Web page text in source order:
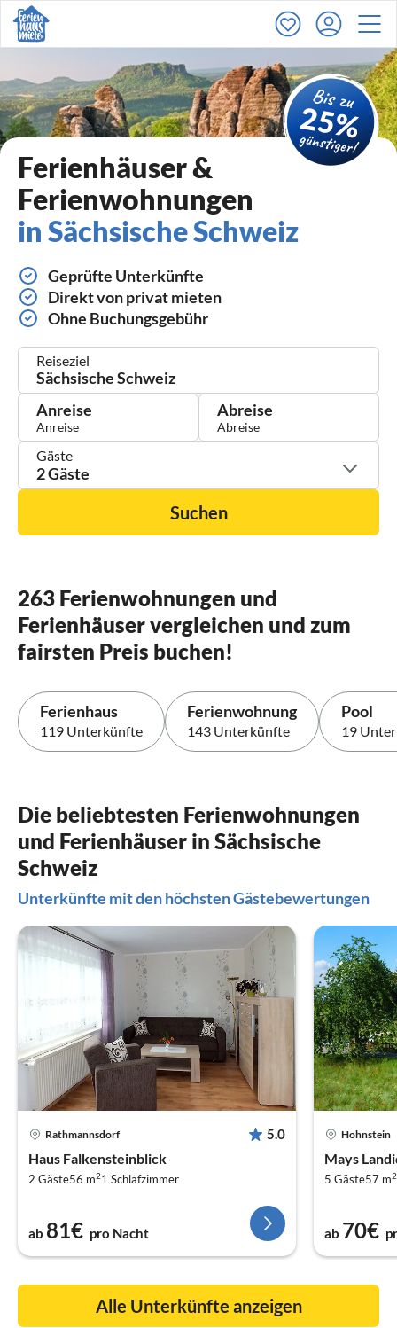
Ferienhäuser &
Ferienwohnungen
in Sächsische Schweiz
Geprüfte Unterkünfte
Direkt von privat mieten
Ohne Buchungsgebühr
Reiseziel
Anreise Abreise
Gäste
2 Gäste
Suchen
263 Ferienwohnungen und
Ferienhäuser vergleichen und zum
fairsten Preis buchen!
Ferienhaus
119 Unterkünfte
Ferienwohnung
143 Unterkünfte
Pool
19
Die beliebtesten Ferienwohnungen
und Ferienhäuser in Sächsische
Schweiz
Unterkünfte mit den höchsten Gästebewertungen
Rathmannsdorf 5.0
Haus Falkensteinblick
2 Gäste56 m21 Schlafzimmer
ab 81€ pro Nacht
Hohnstein
Mays
5 Gäste57 m2
ab 70€
Alle Unterkünfte anzeigen